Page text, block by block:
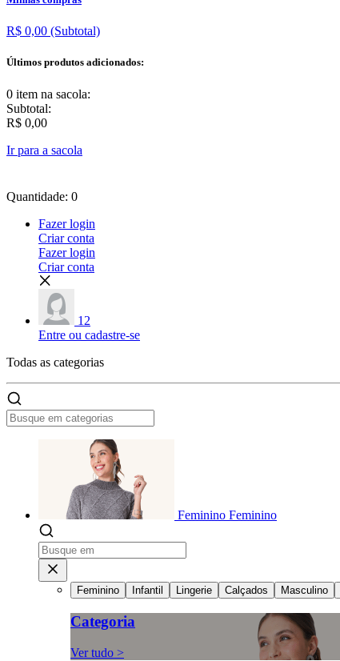
R$ 0,00 (Subtotal)
Últimos produtos adicionados:
0 item na sacola:
Subtotal:
R$ 0,00
Ir para a sacola
Quantidade: 0
Fazer login
Criar conta
Fazer login
Criar conta
12
Entre ou cadastre-se
Todas as categorias
Feminino Feminino
Feminino Infantil Lingerie Calçados Masculino
Categoria
Ver tudo >